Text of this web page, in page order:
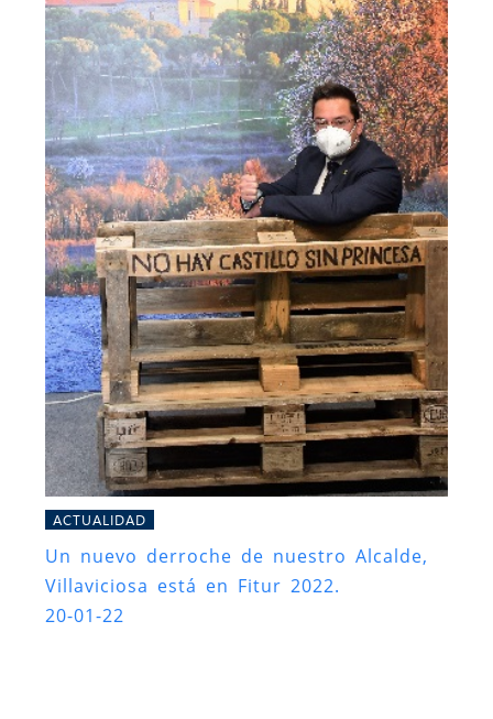
ACTUALIDAD
Un nuevo derroche de nuestro Alcalde,
Villaviciosa está en Fitur 2022.
20-01-22